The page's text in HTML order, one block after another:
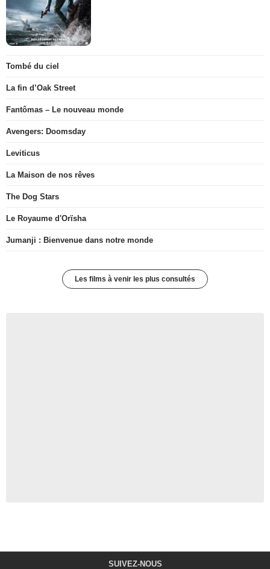
Tombé du ciel
La fin d’Oak Street
Fantômas – Le nouveau monde
Avengers: Doomsday
Leviticus
La Maison de nos rêves
The Dog Stars
Le Royaume d'Orïsha
Jumanji : Bienvenue dans notre monde
Les films à venir les plus consultés
SUIVEZ-NOUS